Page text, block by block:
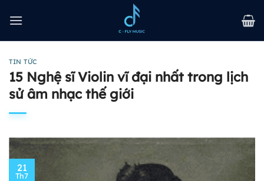
qua
TIN TỨC
15 Nghệ sĩ Violin vĩ đại nhất trong lịch
sử âm nhạc thế giới
21
Th7